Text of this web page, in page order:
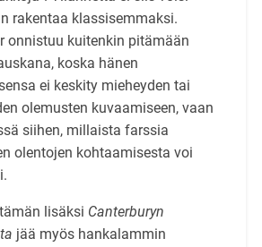
rakentaa klassisemmaksi.
onnistuu kuitenkin pitämään
koska hänen
ei keskity mieheyden tai
olemusten kuvaamiseen, vaan
siihen, millaista farssia
olentojen kohtaamisesta voi
lisäksi Canterburyn
jää myös hankalammin